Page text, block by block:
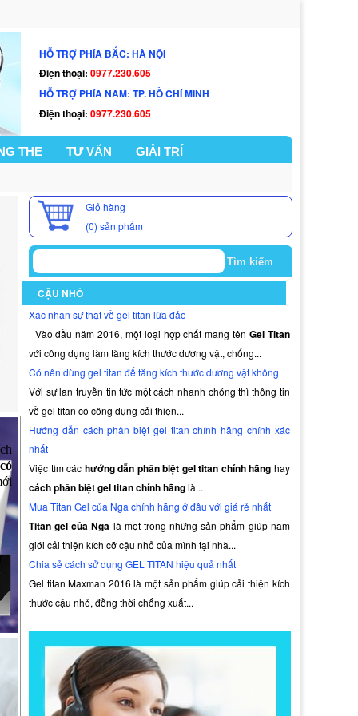
HỖ TRỢ PHÍA BẮC: HÀ NỘI
Điện thoại: 0977.230.605
HỖ TRỢ PHÍA NAM: TP. HỒ CHÍ MINH
Điện thoại: 0977.230.605
THE TƯ VẤN GIẢI TRÍ
có
Giỏ hàng
(0) sản phẩm
CẬU NHỎ
Xác nhận sự thật về gel titan lừa đảo
Vào đầu năm 2016, một loại hợp chất mang tên Gel Titan
với công dụng làm tăng kích thước dương vật, chống...
Có nên dùng gel titan để tăng kích thước dương vật không
Với sự lan truyền tin tức một cách nhanh chóng thì thông tin
về gel titan có công dụng cải thiện...
Hướng dẫn cách phân biệt gel titan chính hãng chính xác
nhất
Việc tìm các hướng dẫn phân biệt gel titan chính hãng hay
cách phân biệt gel titan chính hãnglà...
Mua Titan Gel của Nga chính hãng ở đâu với giá rẻ nhất
Titan gel của Nga là một trong những sản phẩm giúp nam
giới cải thiện kích cỡ cậu nhỏ của mình tại nhà...
Chia sẻ cách sử dụng GEL TITAN hiệu quả nhất
Gel titan Maxman 2016 là một sản phẩm giúp cải thiện kích
thước cậu nhỏ, đồng thời chống xuất...